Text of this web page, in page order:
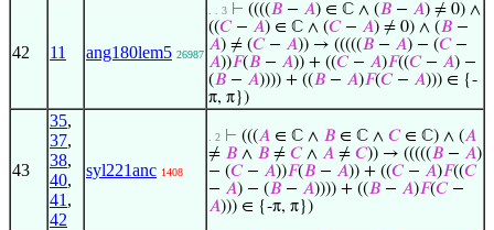
42 11 ang180lem5 26987
. . 3 ⊢ ((((𝐵 − 𝐴) ∈ ℂ ∧ (𝐵 − 𝐴) ≠ 0) ∧
((𝐶− 𝐴) ∈ ℂ ∧ (𝐶− 𝐴) ≠ 0) ∧ (𝐵 −
𝐴) ≠ (𝐶− 𝐴)) → (((((𝐵 − 𝐴) − (𝐶−
𝐴))𝐹(𝐵 − 𝐴)) + ((𝐶− 𝐴)𝐹((𝐶− 𝐴) −
(𝐵 − 𝐴)))) + ((𝐵 − 𝐴)𝐹(𝐶− 𝐴))) ∈ {-
π, π})
43
35,
37,
38,
40,
41 ,
42
syl221anc 1408
. 2 ⊢ (((𝐴 ∈ ℂ ∧ 𝐵 ∈ ℂ ∧ 𝐶∈ ℂ) ∧ (𝐴
≠ 𝐵 ∧ 𝐵 ≠ 𝐶∧ 𝐴 ≠ 𝐶)) → (((((𝐵 − 𝐴)
− (𝐶− 𝐴))𝐹(𝐵 − 𝐴)) + ((𝐶− 𝐴)𝐹((𝐶
− 𝐴) − (𝐵 − 𝐴)))) + ((𝐵 − 𝐴)𝐹(𝐶−
𝐴))) ∈ {-π, π})